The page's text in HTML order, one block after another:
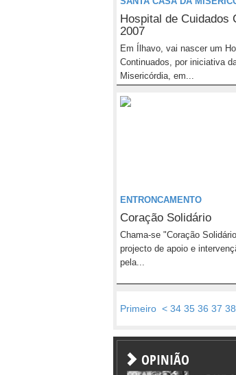
Hospital de Cuidados
2007
Em Ílhavo, vai nascer um
Continuados, por iniciativa
Misericórdia, em...
ENTRONCAMENTO
Coração Solidário
Chama-se "Coração
projecto de apoio e
pela...
Primeiro < 34 35 36 37 38
OPINIÃO